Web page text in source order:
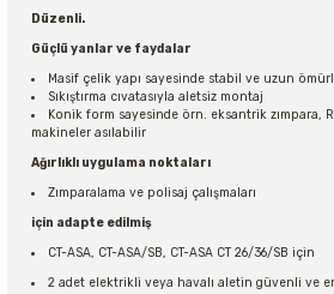
Düzenli.
Güçlü yanlar ve faydalar
Masif çelik yapı sayesinde stabil ve uzun
Sıkıştırma cıvatasıyla aletsiz montaj
Konik form sayesinde örn. eksantrik zımpara,
makineler asılabilir
Ağırlıklı uygulama noktaları
Zımparalama ve polisaj çalışmaları
için adapte edilmiş
CT-ASA, CT-ASA/SB, CT-ASA CT 26/36/SB için
2 adet elektrikli veya havalı aletin güvenli ve